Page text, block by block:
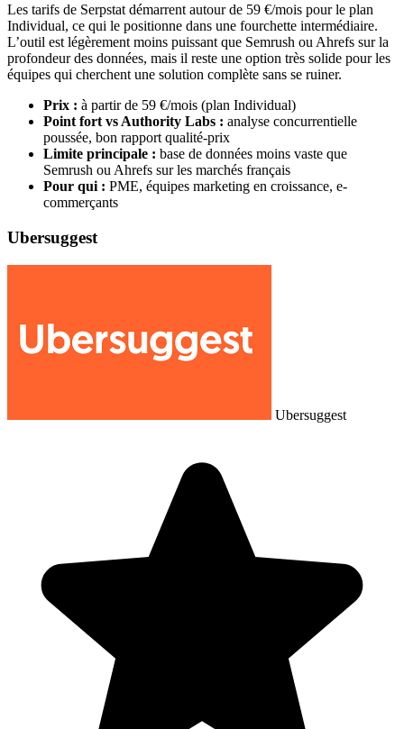
Les tarifs de Serpstat démarrent autour de 59 €/mois pour le plan
Individual, ce qui le positionne dans une fourchette intermédiaire.
L’outil est légèrement moins puissant que Semrush ou Ahrefs sur la
profondeur des données, mais il reste une option très solide pour les
équipes qui cherchent une solution complète sans se ruiner.
Prix : à partir de 59 €/mois (plan Individual)
Point fort vs Authority Labs : analyse concurrentielle
poussée, bon rapport qualité-prix
Limite principale : base de données moins vaste que
Semrush ou Ahrefs sur les marchés français
Pour qui : PME, équipes marketing en croissance, e-
commerçants
Ubersuggest
Ubersuggest